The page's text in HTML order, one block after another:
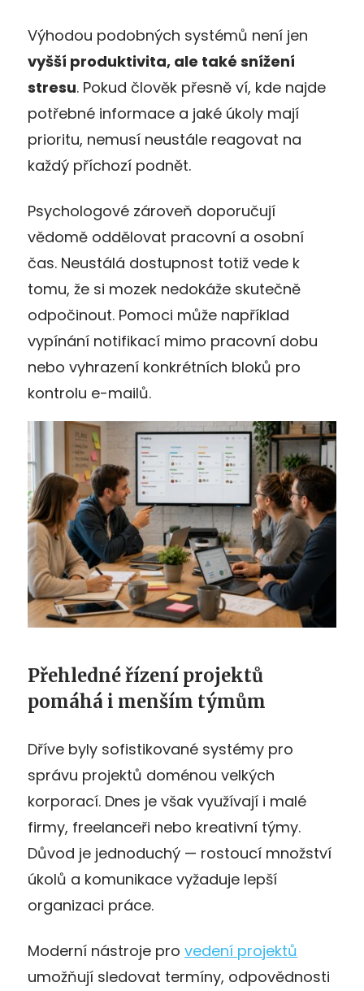
Výhodou podobných systémů není jen
vyšší produktivita, ale také snížení
stresu. Pokud člověk přesně ví, kde najde
potřebné informace a jaké úkoly mají
prioritu, nemusí neustále reagovat na
každý příchozí podnět.
Psychologové zároveň doporučují
vědomě oddělovat pracovní a osobní
čas. Neustálá dostupnost totiž vede k
tomu, že si mozek nedokáže skutečně
odpočinout. Pomoci může například
vypínání notifikací mimo pracovní dobu
nebo vyhrazení konkrétních bloků pro
kontrolu e-mailů.
Přehledné řízení projektů
pomáhá i menším týmům
Dříve byly sofistikované systémy pro
správu projektů doménou velkých
korporací. Dnes je však využívají i malé
firmy, freelanceři nebo kreativní týmy.
Důvod je jednoduchý — rostoucí množství
úkolů a komunikace vyžaduje lepší
organizaci práce.
Moderní nástroje pro vedení projektů
umožňují sledovat termíny, odpovědnosti